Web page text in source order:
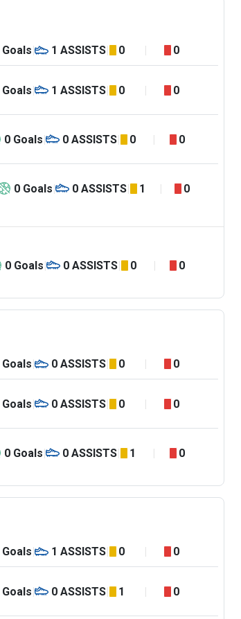
Goals 1 ASSISTS 0 0
Goals 1 ASSISTS 0 0
0 Goals 0 ASSISTS 0 0
0 Goals 0 ASSISTS 1 0
0 Goals 0 ASSISTS 0 0
Goals 0 ASSISTS 0 0
Goals 0 ASSISTS 0 0
0 Goals 0 ASSISTS 1 0
Goals 1 ASSISTS 0 0
Goals 0 ASSISTS 1 0